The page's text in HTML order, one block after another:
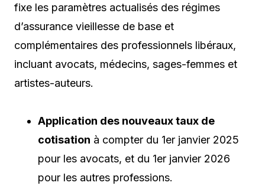
fixe les paramètres actualisés des régimes
d’assurance vieillesse de base et
complémentaires des professionnels libéraux,
incluant avocats, médecins, sages-femmes et
artistes-auteurs.
Application des nouveaux taux de
cotisation à compter du 1er janvier 2025
pour les avocats, et du 1er janvier 2026
pour les autres professions.